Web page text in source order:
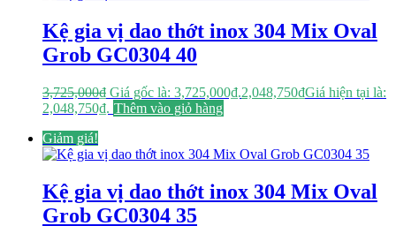
Kệ gia vị dao thớt inox 304 Mix Oval
Grob GC0304 40
3,725,000₫ Giá gốc là: 3,725,000₫.2,048,750₫Giá hiện tại là:
2,048,750₫. Thêm vào giỏ hàng
Giảm giá!
Kệ gia vị dao thớt inox 304 Mix Oval
Grob GC0304 35